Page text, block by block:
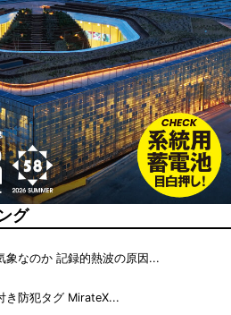
グ
象なのか 記録的熱波の原因...
き防犯タグ MirateX...